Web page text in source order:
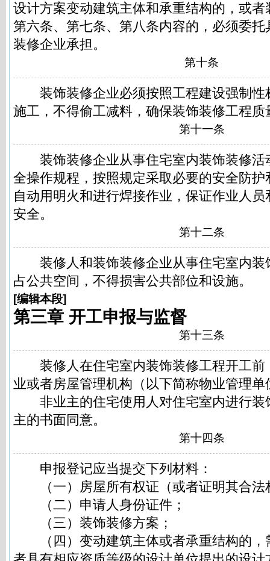
设计方案变动建筑主体和承重结构的，或
第六条、第七条、第八条内容的，必须委
装修企业承担。
第十条
装饰装修企业必须按照工程建设强制性
施工，不得偷工减料，确保装饰装修工程质
第十一条
装饰装修企业从事住宅室内装饰装修活
全操作规程，按照规定采取必要的安全防
自动用明火和进行焊接作业，保证作业人
安全。
第十二条
装修人和装饰装修企业从事住宅室内装
占公共空间，不得损害公共部位和设施。
[编辑本段]
第三章 开工申报与监督
第十三条
装修人在住宅室内装饰装修工程开工前
业或者房屋管理机构（以下简称物业管理
非业主的住宅使用人对住宅室内进行装
主的书面同意。
第十四条
申报登记应当提交下列材料：
（一）房屋所有权证（或者证明其合法
（二）申请人身份证件；
（三）装饰装修方案；
（四）变动建筑主体或者承重结构的，